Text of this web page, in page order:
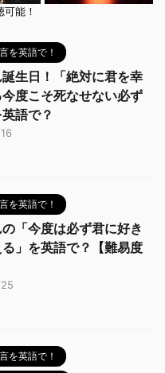
能！
を英語で！
生日！「絶対に君を幸
度こそ死なせない必ず
語で？
を英語で！
「今度は必ず君に好き
」を英語で？【難易度
を英語で！